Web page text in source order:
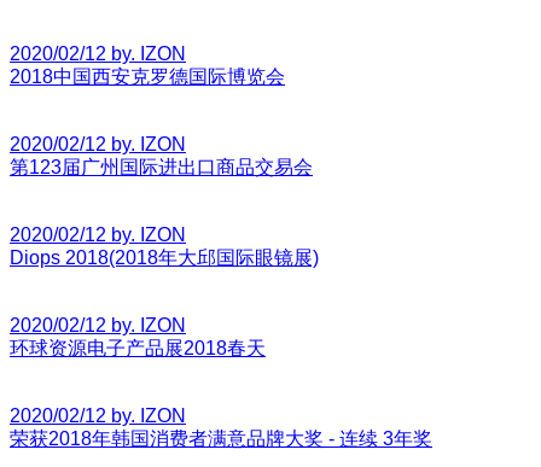
2020/02/12 by. IZON
2018中国西安克罗德国际博览会
2020/02/12 by. IZON
第123届广州国际进出口商品交易会
2020/02/12 by. IZON
Diops 2018(2018年大邱国际眼镜展)
2020/02/12 by. IZON
环球资源电子产品展2018春天
2020/02/12 by. IZON
荣获2018年韩国消费者满意品牌大奖 - 连续 3年奖